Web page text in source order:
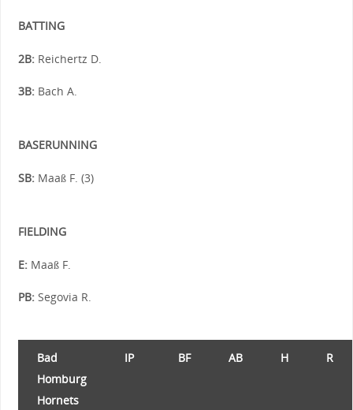
BATTING
2B:Reichertz D.
3B:Bach A.
BASERUNNING
SB:Maaß F. (3)
FIELDING
E:Maaß F.
PB:Segovia R.
Bad
Homburg
Hornets
IP BF AB H R